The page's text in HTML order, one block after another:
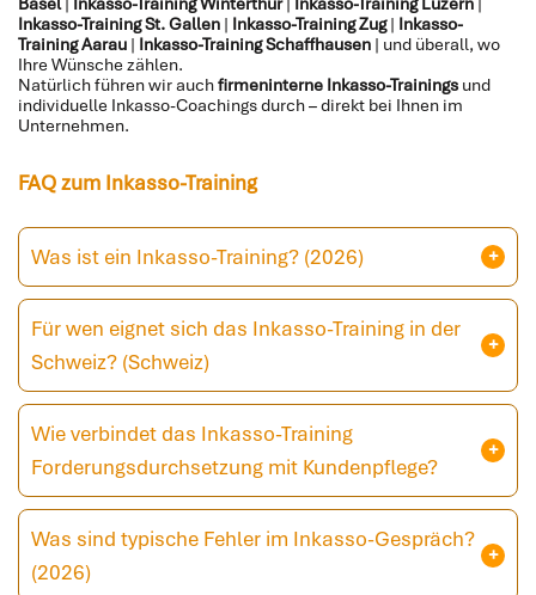
Inkasso-Training St. Gallen | Inkasso-Training Zug| Inkasso-
Training Aarau | Inkasso-Training Schaffhausen | und überall, wo
Ihre Wünsche zählen.
Natürlich führen wir auchfirmeninterne Inkasso-Trainingsund
individuelle Inkasso-Coachings durch – direkt bei Ihnen im
Unternehmen.
FAQ zum Inkasso-Training
Was ist ein Inkasso-Training? (2026)
Für wen eignet sich das Inkasso-Training in der
Schweiz? (Schweiz)
Wie verbindet das Inkasso-Training
Forderungsdurchsetzung mit Kundenpflege?
Was sind typische Fehler im Inkasso-Gespräch?
(2026)